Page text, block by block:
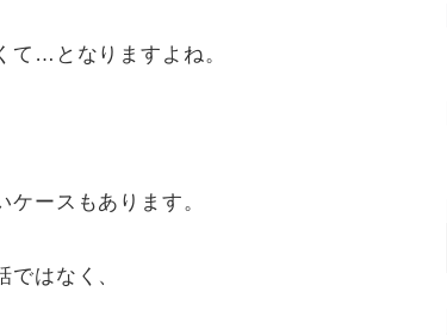
て…となりますよね。
ースもあります。
はなく、